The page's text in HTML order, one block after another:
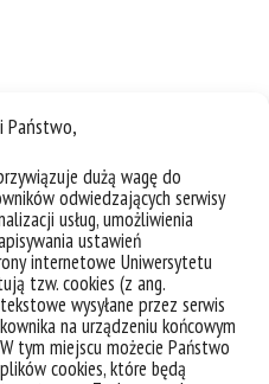
Państwo,
dużą wagę do
odwiedzających serwisy
usług, umożliwienia
ustawień
internetowe Uniwersytetu
tzw. cookies (z ang.
wysyłane przez serwis
na urządzeniu końcowym
tym miejscu możecie Państwo
cookies, które będą
– bezpłatne seanse w ramach
pikniki kulturalne – edycja II” –
Biblioteką!